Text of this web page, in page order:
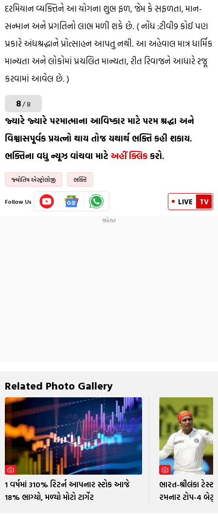
દરમિયાન વ્યક્તિને આ યોગના શુભ ફળ, જેમ કે સફળતા, માન-
સન્માન અને પ્રગતિનો લાભ મળી શકે છે. ( નોંધ :ટીવી9 કોઈ પણ
પ્રકારે અંધશ્રદ્ધાને પ્રોત્સાહન આપતુ નથી. આ અહેવાલ માત્ર ધાર્મિક
માન્યતા અને લોકોમાં પ્રચલિત માન્યતા, રીત રિવાજને આધારે રજૂ
કરવામાં આવેલ છે. )
8/ 8
જ્યારે જ્યારે પરમાત્માના આવિષ્કાર માટે પરમ શ્રદ્ધા અને
વિશ્વાસપૂર્વક પ્રયત્નો થાય તોજ યથાર્થ ભક્તિ કહી શકાય.
ભક્તિના વધુ ન્યૂઝ વાંચવા માટે અહીં ક્લિકકરો.
જ્યોતિષ એસ્ટ્રોલોજી ભક્તિ
Follow Us LIVE TV
Related Photo Gallery
1 વર્ષમાં 310% રિટર્ન આપનાર સ્ટોક આજે
18% ભાગ્યો, મળ્યો મોટો ટાર્ગેટ
ભારત-શ્રીલંકા
રમનાર ટોપ-4